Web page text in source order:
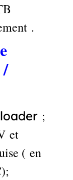
.
/
;
et
( en